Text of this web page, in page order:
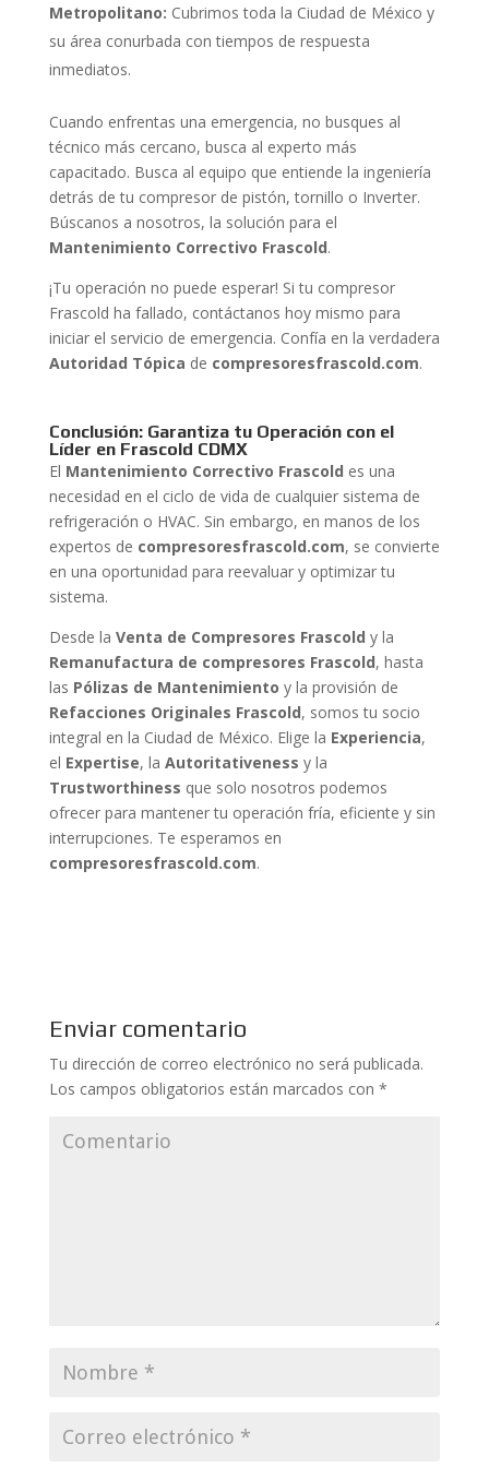
Metropolitano: Cubrimos toda la Ciudad de México y
su área conurbada con tiempos de respuesta
inmediatos.
Cuando enfrentas una emergencia, no busques al
técnico más cercano, busca al experto más
capacitado. Busca al equipo que entiende la ingeniería
detrás de tu compresor de pistón, tornillo o Inverter.
Búscanos a nosotros, la solución para el
Mantenimiento Correctivo Frascold.
¡Tu operación no puede esperar! Si tu compresor
Frascold ha fallado, contáctanos hoy mismo para
iniciar el servicio de emergencia. Confía en la verdadera
Autoridad Tópica de compresoresfrascold.com.
Conclusión: Garantiza tu Operación con el
Líder en Frascold CDMX
El Mantenimiento Correctivo Frascold es una
necesidad en el ciclo de vida de cualquier sistema de
refrigeración o HVAC. Sin embargo, en manos de los
expertos de compresoresfrascold.com, se convierte
en una oportunidad para reevaluar y optimizar tu
sistema.
Desde la Venta de Compresores Frascold y la
Remanufactura de compresores Frascold, hasta
las Pólizas de Mantenimiento y la provisión de
Refacciones Originales Frascold, somos tu socio
integral en la Ciudad de México. Elige la Experiencia,
el Expertise, la Autoritativeness y la
Trustworthiness que solo nosotros podemos
ofrecer para mantener tu operación fría, eficiente y sin
interrupciones. Te esperamos en
compresoresfrascold.com.
Enviar comentario
Tu dirección de correo electrónico no será publicada.
Los campos obligatorios están marcados con *